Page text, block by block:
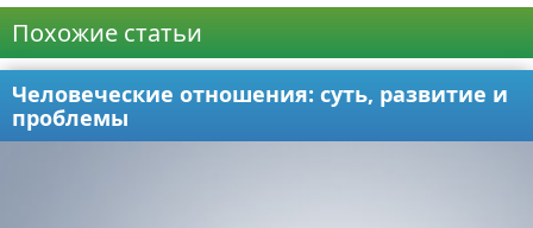
Похожие статьи
Человеческие отношения: суть, развитие и
проблемы